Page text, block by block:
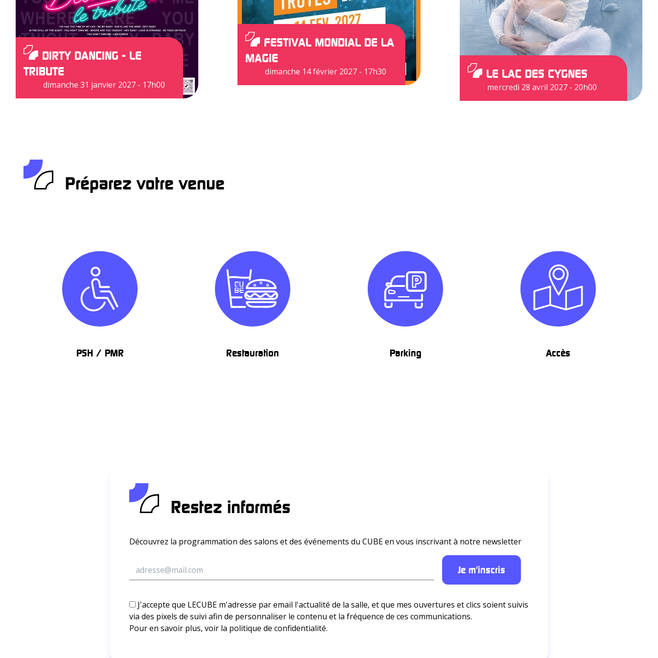
DIRTY DANCING - LE
TRIBUTE
dimanche 31 janvier 2027 - 17h00
FESTIVAL MONDIAL DE LA
MAGIE
dimanche 14 février 2027 - 17h30 LE LAC DES CYGNES
mercredi 28 avril 2027 - 20h00
Préparez votre venue
PSH / PMR Restauration Parking Accès
Restez informés
Découvrez la programmation des salons et des événements du CUBE en vous inscrivant à notre newsletter
J'accepte que LECUBE m'adresse par email l'actualité de la salle, et que mes ouvertures et clics soient suivis
via des pixels de suivi afin de personnaliser le contenu et la fréquence de ces communications.
Pour en savoir plus, voir la politique de confidentialité.